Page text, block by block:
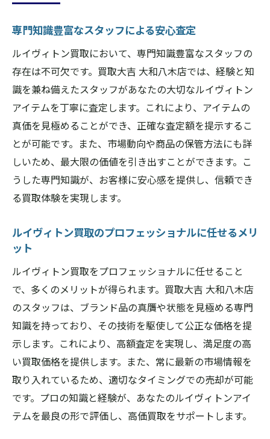
専門知識豊富なスタッフによる安心査定
ルイヴィトン買取において、専門知識豊富なスタッフの
存在は不可欠です。買取大吉 大和八木店では、経験と知
識を兼ね備えたスタッフがあなたの大切なルイヴィトン
アイテムを丁寧に査定します。これにより、アイテムの
真価を見極めることができ、正確な査定額を提示するこ
とが可能です。また、市場動向や商品の保管方法にも詳
しいため、最大限の価値を引き出すことができます。こ
うした専門知識が、お客様に安心感を提供し、信頼でき
る買取体験を実現します。
ルイヴィトン買取のプロフェッショナルに任せるメリ
ット
ルイヴィトン買取をプロフェッショナルに任せること
で、多くのメリットが得られます。買取大吉 大和八木店
のスタッフは、ブランド品の真贋や状態を見極める専門
知識を持っており、その技術を駆使して公正な価格を提
示します。これにより、高額査定を実現し、満足度の高
い買取価格を提供します。また、常に最新の市場情報を
取り入れているため、適切なタイミングでの売却が可能
です。プロの知識と経験が、あなたのルイヴィトンアイ
テムを最良の形で評価し、高価買取をサポートします。